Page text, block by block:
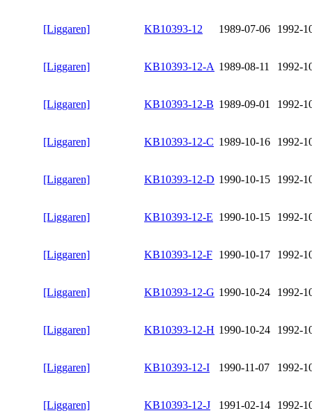
[Liggaren] KB10393-12 1989-07-06 1992-
[Liggaren] KB10393-12-A 1989-08-11 1992-
[Liggaren] KB10393-12-B 1989-09-01 1992-
[Liggaren] KB10393-12-C 1989-10-16 1992-
[Liggaren] KB10393-12-D 1990-10-15 1992-
[Liggaren] KB10393-12-E 1990-10-15 1992-
[Liggaren] KB10393-12-F 1990-10-17 1992-
[Liggaren] KB10393-12-G 1990-10-24 1992-
[Liggaren] KB10393-12-H 1990-10-24 1992-
[Liggaren] KB10393-12-I 1990-11-07 1992-
[Liggaren] KB10393-12-J 1991-02-14 1992-